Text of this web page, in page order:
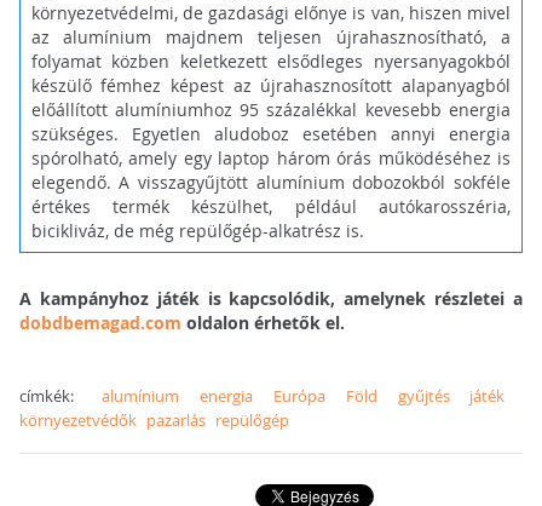
környezetvédelmi, de gazdasági előnye is van, hiszen mivel
az alumínium majdnem teljesen újrahasznosítható, a
folyamat közben keletkezett elsődleges nyersanyagokból
készülő fémhez képest az újrahasznosított alapanyagból
előállított alumíniumhoz 95 százalékkal kevesebb energia
szükséges. Egyetlen aludoboz esetében annyi energia
spórolható, amely egy laptop három órás működéséhez is
elegendő. A visszagyűjtött alumínium dobozokból sokféle
értékes termék készülhet, például autókarosszéria,
bicikliváz, de még repülőgép-alkatrész is.
A kampányhoz játék is kapcsolódik, amelynek részletei a
dobdbemagad.com oldalon érhetők el.
címkék:alumínium energia Európa Föld gyűjtés
játék
környezetvédők pazarlás repülőgép